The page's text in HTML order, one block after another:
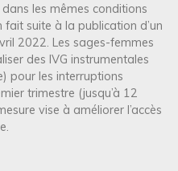
les mêmes conditions
fait suite à la publication d’un
2022. Les sages-femmes
des IVG instrumentales
pour les interruptions
trimestre (jusqu’à 12
vise à améliorer l’accès